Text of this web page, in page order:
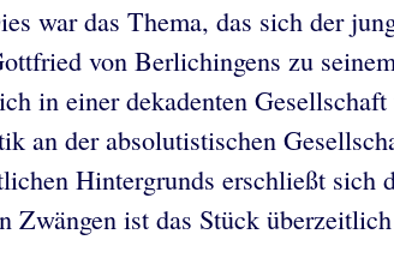
war das Thema, das sich der
von Berlichingens zu
in einer dekadenten
an der absolutistischen
Hintergrunds erschließt
ist das Stück